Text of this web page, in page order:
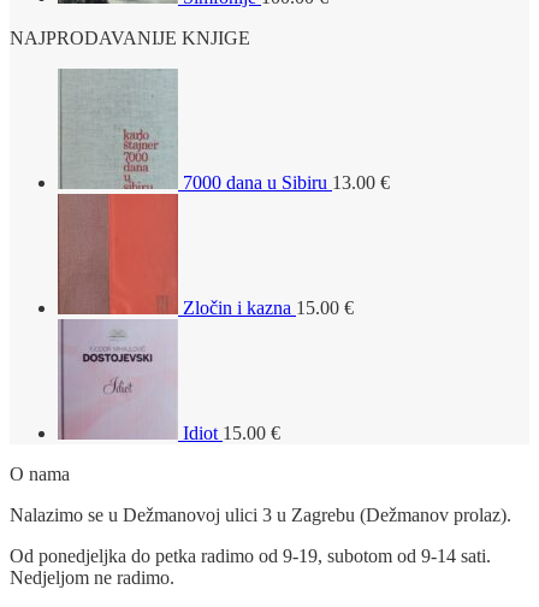
NAJPRODAVANIJE KNJIGE
7000 dana u Sibiru 13.00 €
Zločin i kazna 15.00 €
Idiot 15.00 €
O nama
Nalazimo se u Dežmanovoj ulici 3 u Zagrebu (Dežmanov prolaz).
Od ponedjeljka do petka radimo od 9-19, subotom od 9-14 sati.
Nedjeljom ne radimo.